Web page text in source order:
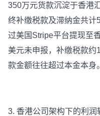
350万元货款沉淀于香港
终补缴税款及滞纳金共计
过美国Stripe平台提现至
美元未申报，补缴税款
款金额往往超过本金本身。
3. 香港公司架构下的利